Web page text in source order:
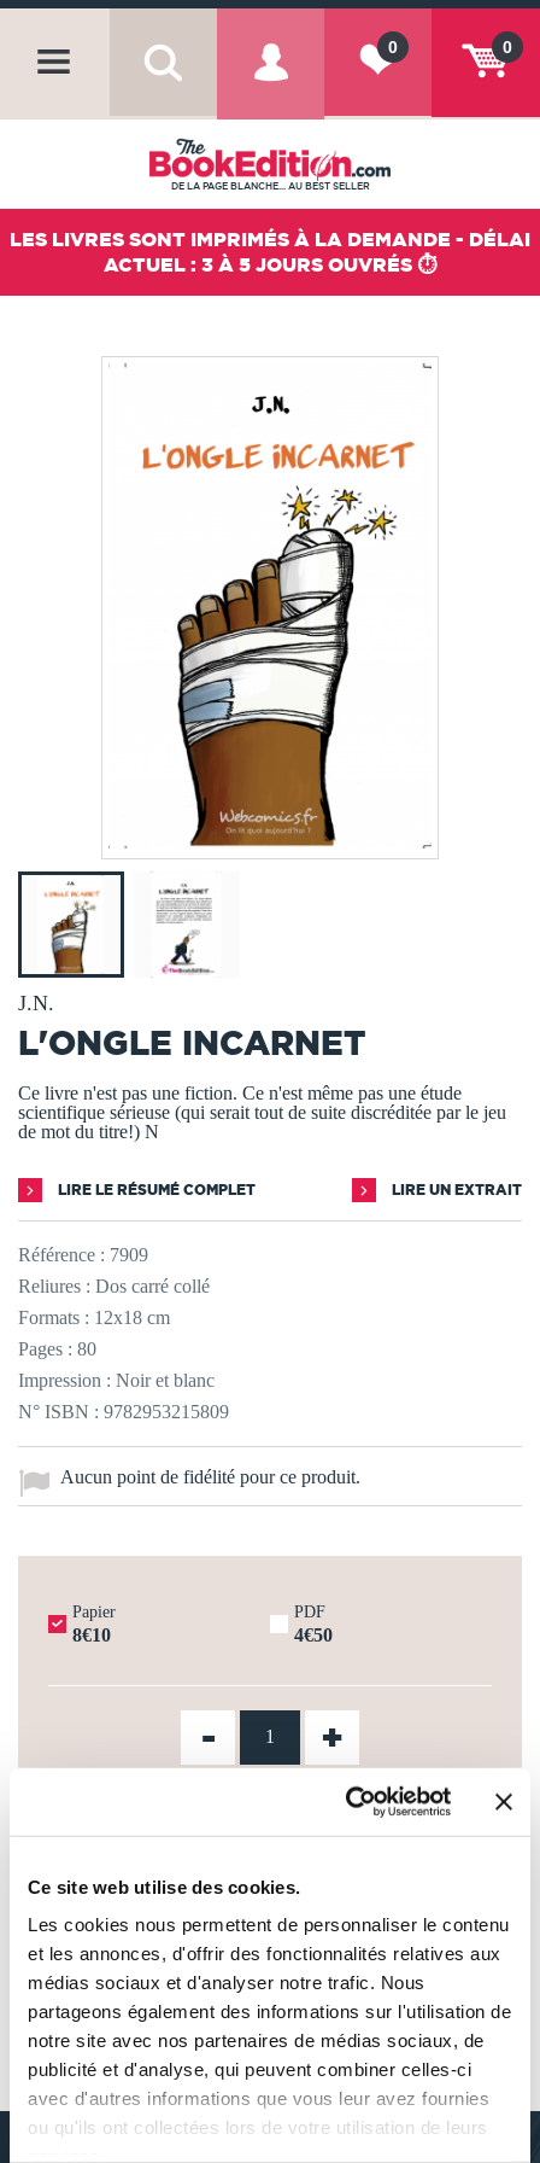
Ce site web utilise des cookies.
Les cookies nous permettent de personnaliser le contenu
et les annonces, d'offrir des fonctionnalités relatives aux
médias sociaux et d'analyser notre trafic. Nous
partageons également des informations sur l'utilisation de
notre site avec nos partenaires de médias sociaux, de
publicité et d'analyse, qui peuvent combiner celles-ci
avec d'autres informations que vous leur avez fournies
ou qu'ils ont collectées lors de votre utilisation de leurs
0
0
DE LA PAGE BLANCHE... AU BEST SELLER
LES LIVRES SONT IMPRIMÉS À LA DEMANDE - DÉLAI
ACTUEL : 3 À 5 JOURS OUVRÉS ⏱️
J.N.
L'ONGLE INCARNET
Ce livre n'est pas une fiction. Ce n'est même pas une étude
scientifique sérieuse (qui serait tout de suite discréditée par le jeu
de mot du titre!) N
LIRE LE RÉSUMÉ COMPLET LIRE UN EXTRAIT
Référence : 7909
Reliures : Dos carré collé
Formats : 12x18 cm
Pages : 80
Impression : Noir et blanc
N° ISBN : 9782953215809
Aucun point de fidélité pour ce produit.
Papier
8€10
PDF
4€50
- +
AJOUTER À MA LISTE D'ENVIES
AUTOUR DE J.N.